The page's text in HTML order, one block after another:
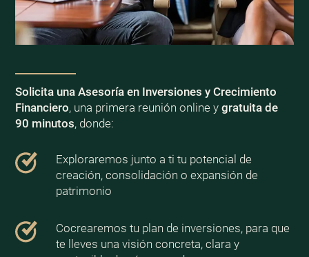
Solicita una Asesoría en Inversiones y Crecimiento
Financiero, una primera reunión online y gratuita de
90 minutos, donde:
Exploraremos junto a ti tu potencial de
creación, consolidación o expansión de
patrimonio
Cocrearemos tu plan de inversiones, para que
te lleves una visión concreta, clara y